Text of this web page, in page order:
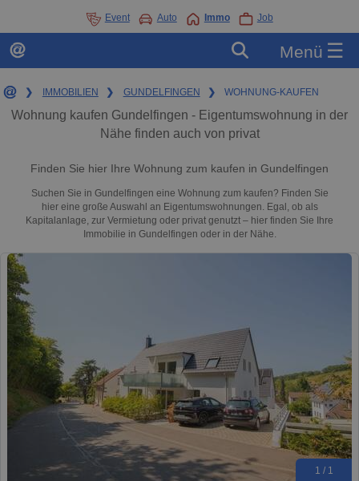
Event Auto Immo Job
Menü ☰
❯ IMMOBILIEN ❯ GUNDELFINGEN ❯ WOHNUNG-KAUFEN
Wohnung kaufen Gundelfingen - Eigentumswohnung in der
Nähe finden auch von privat
Finden Sie hier Ihre Wohnung zum kaufen in Gundelfingen
Suchen Sie in Gundelfingen eine Wohnung zum kaufen? Finden Sie
hier eine große Auswahl an Eigentumswohnungen. Egal, ob als
Kapitalanlage, zur Vermietung oder privat genutzt – hier finden Sie Ihre
Immobilie in Gundelfingen oder in der Nähe.
1 / 1